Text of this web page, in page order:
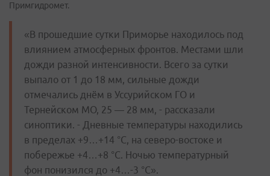
Примгидромет.
«В прошедшие сутки Приморье находилось под
влиянием атмосферных фронтов. Местами шли
дожди разной интенсивности. Всего за сутки
выпало от 1 до 18 мм, сильные дожди
отмечались днём в Уссурийском ГО и
Тернейском МО, 25 — 28 мм, - рассказали
синоптики. - Дневные температуры находились
в пределах +9…+14 °С, на северо-востоке и
побережье +4…+8 °С. Ночью температурный
фон понизился до +4…-3 °С».